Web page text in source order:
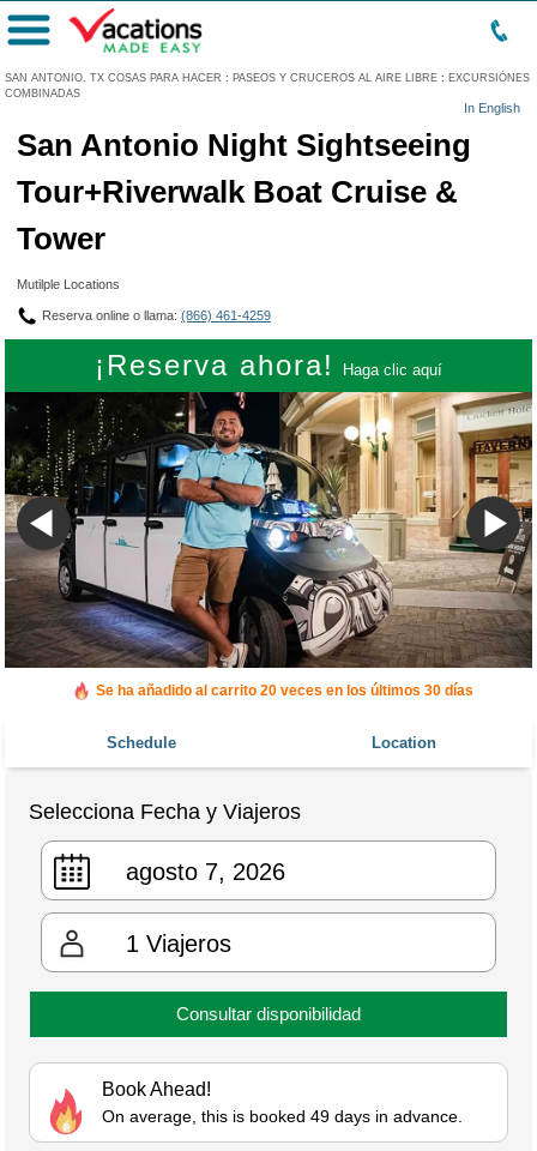
SAN ANTONIO, TX COSAS PARA HACER : PASEOS Y CRUCEROS AL AIRE LIBRE : EXCURSIÓNES
COMBINADAS
In English
Menú
San Antonio Night Sightseeing
Tour+Riverwalk Boat Cruise &
Tower
Mutilple Locations
Reserva online o llama: (866) 461-4259
¡Reserva ahora! Haga clic aquí
Se ha añadido al carrito 20 veces en los últimos 30 días
Schedule Location
Selecciona Fecha y Viajeros
1 Viajeros
Consultar disponibilidad
Book Ahead!
On average, this is booked 49 days in advance.